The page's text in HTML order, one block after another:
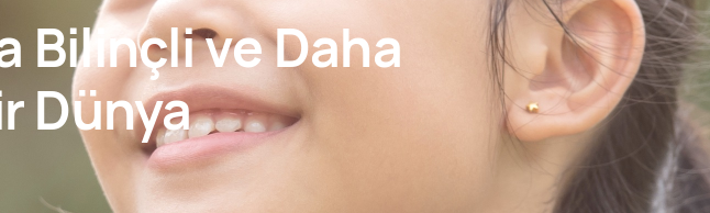
Bilinçli ve Daha
Dünya